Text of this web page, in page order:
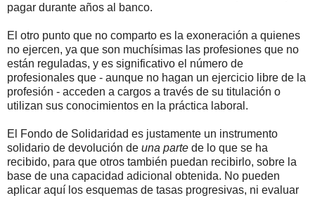
pagar durante años al banco.
El otro punto que no comparto es la exoneración a quienes
no ejercen, ya que son muchísimas las profesiones que no
están reguladas, y es significativo el número de
profesionales que - aunque no hagan un ejercicio libre de la
profesión - acceden a cargos a través de su titulación o
utilizan sus conocimientos en la práctica laboral.
El Fondo de Solidaridad es justamente un instrumento
solidario de devolución de una parte de lo que se ha
recibido, para que otros también puedan recibirlo, sobre la
base de una capacidad adicional obtenida. No pueden
aplicar aquí los esquemas de tasas progresivas, ni evaluar